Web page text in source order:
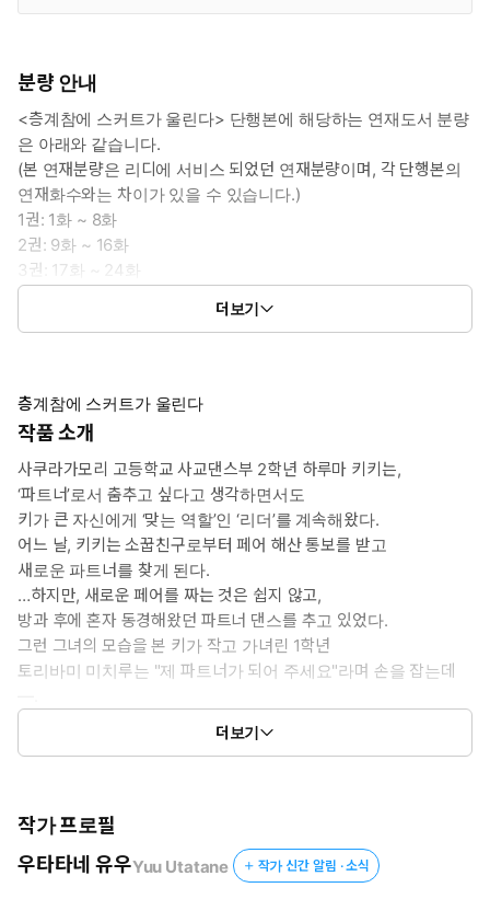
분량 안내
<층계참에 스커트가 울린다> 단행본에 해당하는 연재도서 분량
은 아래와 같습니다.
(본 연재분량은 리디에 서비스 되었던 연재분량이며, 각 단행본의
연재화수와는 차이가 있을 수 있습니다.)
1권: 1화 ~ 8화
2권: 9화 ~ 16화
3권: 17화 ~ 24화
4권: 25화 ~ 32화
더보기
층계참에 스커트가 울린다
작품 소개
사쿠라가모리 고등학교 사교댄스부 2학년 하루마 키키는,
‘파트너’로서 춤추고 싶다고 생각하면서도
키가 큰 자신에게 ‘맞는 역할’인 ‘리더’를 계속해왔다.
어느 날, 키키는 소꿉친구로부터 페어 해산 통보를 받고
새로운 파트너를 찾게 된다.
…하지만, 새로운 페어를 짜는 것은 쉽지 않고,
방과 후에 혼자 동경해왔던 파트너 댄스를 추고 있었다.
그런 그녀의 모습을 본 키가 작고 가녀린 1학년
토리바미 미치루는 "제 파트너가 되어 주세요"라며 손을 잡는데
더보기
작가 프로필
우타타네 유우Yuu Utatane 작가 신간 알림 · 소식